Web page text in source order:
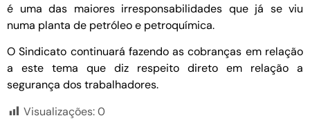
é uma das maiores irresponsabilidades que já se viu
numa planta de petróleo e petroquímica.
O Sindicato continuará fazendo as cobranças em relação
a este tema que diz respeito direto em relação a
segurança dos trabalhadores.
Visualizações:0